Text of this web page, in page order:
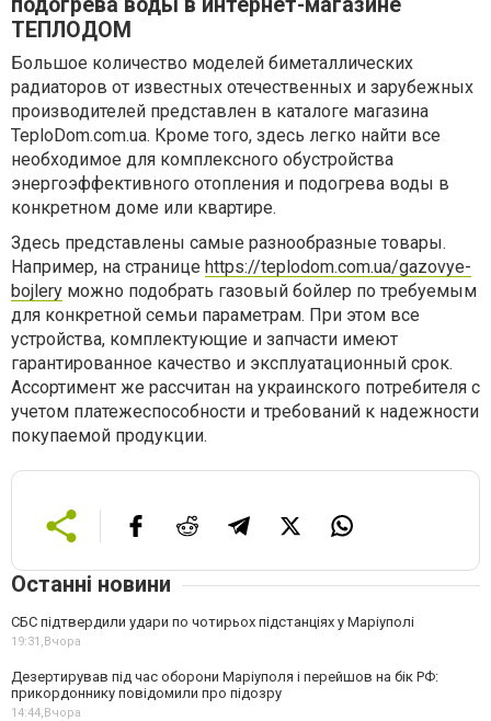
ТЕПЛОДОМ
Большое количество моделей биметаллических
радиаторов от известных отечественных и зарубежных
производителей представлен в каталоге магазина
TeploDom.com.ua. Кроме того, здесь легко найти все
необходимое для комплексного обустройства
энергоэффективного отопления и подогрева воды в
конкретном доме или квартире.
Здесь представлены самые разнообразные товары.
Например, на странице https://teplodom.com.ua/gazovye-
bojlery можно подобрать газовый бойлер по требуемым
для конкретной семьи параметрам. При этом все
устройства, комплектующие и запчасти имеют
гарантированное качество и эксплуатационный срок.
Ассортимент же рассчитан на украинского потребителя с
учетом платежеспособности и требований к надежности
покупаемой продукции.
Останні новини
СБС підтвердили удари по чотирьох підстанціях у Маріуполі
19:31,Вчора
Дезертирував під час оборони Маріуполя і перейшов на бік РФ:
прикордоннику повідомили про підозру
14:44,Вчора